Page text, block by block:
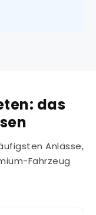
das
Anlässe,
Fahrzeug